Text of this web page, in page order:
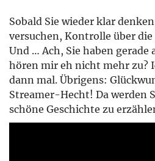
Sobald Sie wieder klar
versuchen, Kontrolle über
Und … Ach, Sie haben gerade
hören mir eh nicht mehr zu?
dann mal. Übrigens:
Streamer-Hecht! Da werden
schöne Geschichte zu